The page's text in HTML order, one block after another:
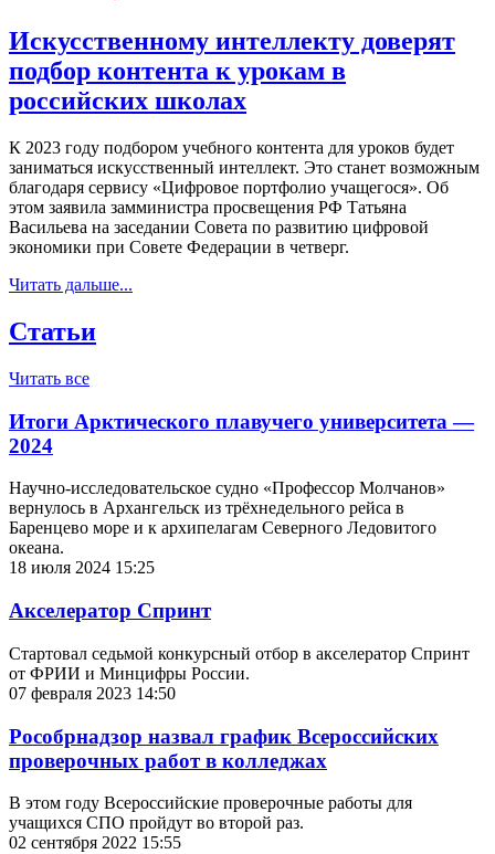
Искусственному интеллекту доверят
подбор контента к урокам в
российских школах
К 2023 году подбором учебного контента для уроков будет
заниматься искусственный интеллект. Это станет возможным
благодаря сервису «Цифровое портфолио учащегося». Об
этом заявила замминистра просвещения РФ Татьяна
Васильева на заседании Совета по развитию цифровой
экономики при Совете Федерации в четверг.
Читать дальше...
Статьи
Читать все
Итоги Арктического плавучего университета —
2024
Научно-исследовательское судно «Профессор Молчанов»
вернулось в Архангельск из трёхнедельного рейса в
Баренцево море и к архипелагам Северного Ледовитого
океана.
18 июля 2024 15:25
Акселератор Спринт
Стартовал седьмой конкурсный отбор в акселератор Спринт
от ФРИИ и Минцифры России.
07 февраля 2023 14:50
Рособрнадзор назвал график Всероссийских
проверочных работ в колледжах
В этом году Всероссийские проверочные работы для
учащихся СПО пройдут во второй раз.
02 сентября 2022 15:55